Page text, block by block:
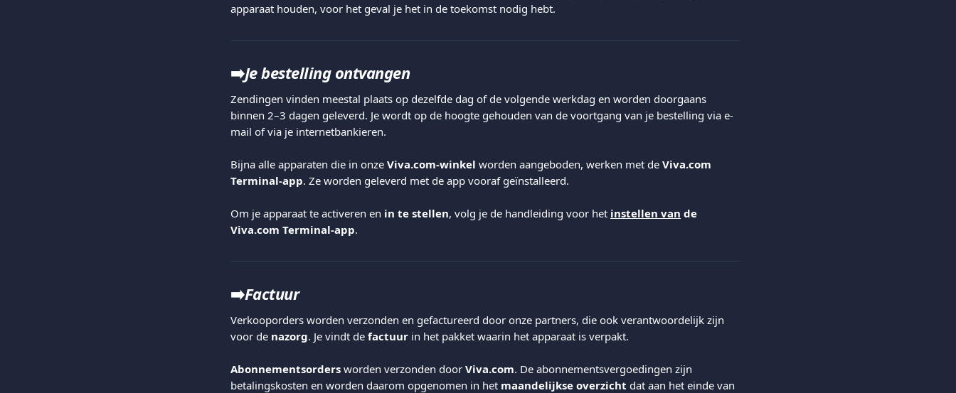
apparaat houden, voor het geval je het in de toekomst nodig hebt.
➡️Je bestelling ontvangen
Zendingen vinden meestal plaats op dezelfde dag of de volgende werkdag en worden doorgaans
binnen 2–3 dagen geleverd. Je wordt op de hoogte gehouden van de voortgang van je bestelling via e-
mail of via je internetbankieren.
Bijna alle apparaten die in onze Viva.com-winkel worden aangeboden, werken met de Viva.com
Terminal-app. Ze worden geleverd met de app vooraf geïnstalleerd.
Om je apparaat te activeren en in te stellen, volg je de handleiding voor het instellen van de
Viva.com Terminal-app.
➡️Factuur
Verkooporders worden verzonden en gefactureerd door onze partners, die ook verantwoordelijk zijn
voor de nazorg. Je vindt de factuur in het pakket waarin het apparaat is verpakt.
Abonnementsorders worden verzonden door Viva.com. De abonnementsvergoedingen zijn
betalingskosten en worden daarom opgenomen in het maandelijkse overzicht dat aan het einde van